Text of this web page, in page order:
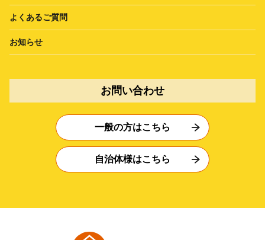
よくあるご質問
お知らせ
お問い合わせ
一般の方はこちら
自治体様はこちら